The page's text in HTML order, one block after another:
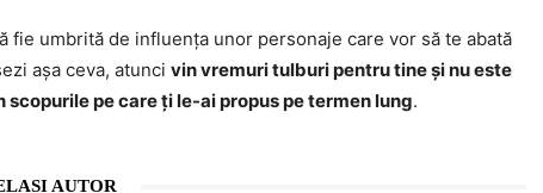
fie umbrită de influența unor personaje care vor să te abată
așa ceva, atunci vin vremuri tulburi pentru tine și nu este
pe care ți le-ai propus pe termen lung.
AUTOR